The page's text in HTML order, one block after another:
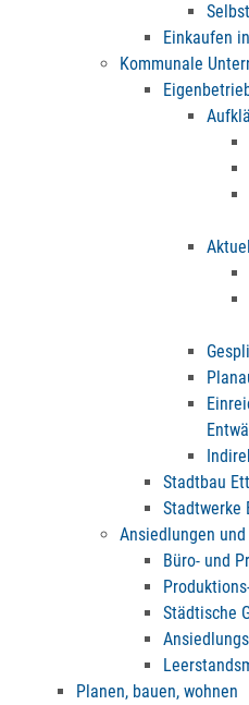
Einkaufen
Kommunale
Stadtbau
Stadtwerke
Ansiedlungen
Büro- und
Städtische
Planen, bauen, wohnen